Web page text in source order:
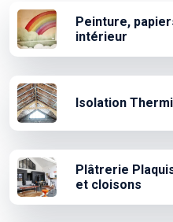
Peinture,
intérieur
Isolation
Plâtrerie
et cloisons